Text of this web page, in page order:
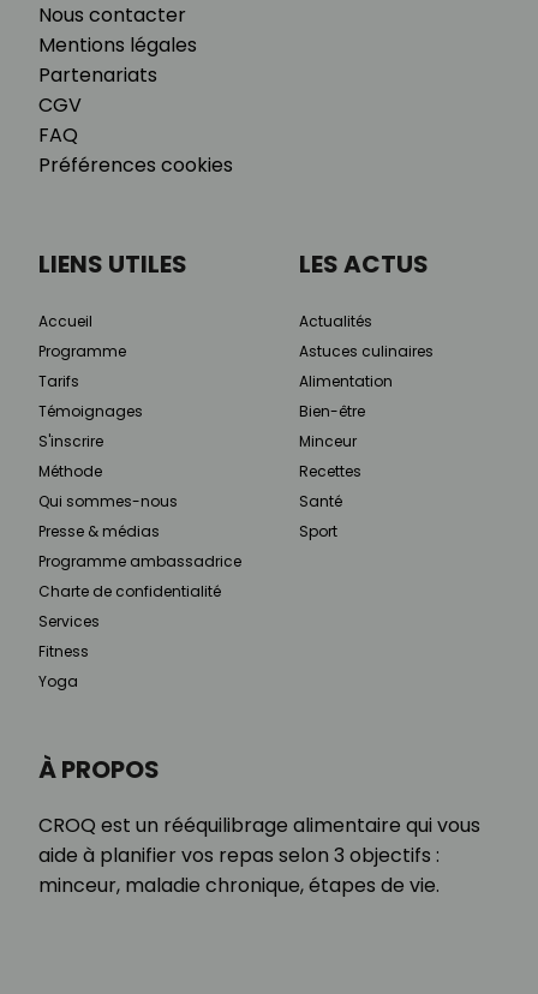
Nous contacter
Mentions légales
Partenariats
CGV
FAQ
Préférences cookies
À PROPOS
CROQ est un rééquilibrage alimentaire qui vous
aide à planifier vos repas selon 3 objectifs :
minceur, maladie chronique, étapes de vie.
LIENS UTILES
Accueil
Programme
Tarifs
Témoignages
S'inscrire
Méthode
Qui sommes-nous
Presse & médias
Programme ambassadrice
Charte de confidentialité
Services
Fitness
Yoga
LES ACTUS
Actualités
Astuces culinaires
Alimentation
Bien-être
Minceur
Recettes
Santé
Sport